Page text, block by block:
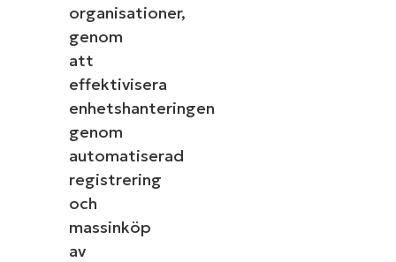
organisationer,
genom
att
effektivisera
enhetshanteringen
genom
automatiserad
registrering
och
massinköp
av
Starta en gratis provperiod med
IT Management
Det behövs inget kreditkort, full
Business